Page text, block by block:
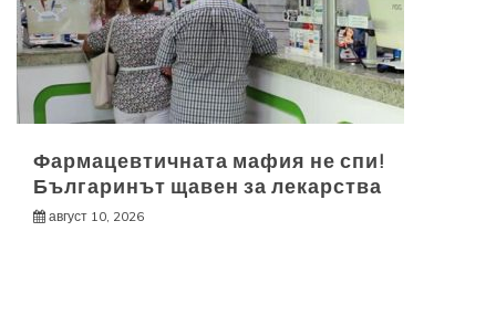
Фармацевтичната мафия не спи!
Българинът щавен за лекарства
август 10, 2026